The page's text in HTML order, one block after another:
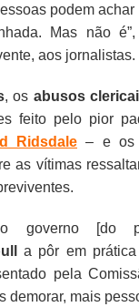
podem
Mas não
aos jornalistas.
, os abusos
feito pelo pior
Ridsdale– e os
as vítimas
o governo [do
a pôr em
pela
demorar, mais